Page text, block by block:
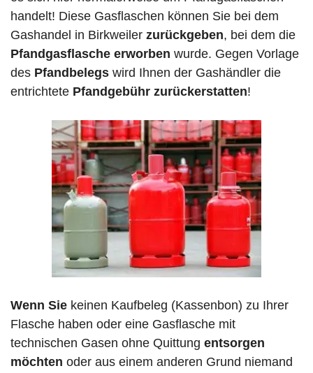
handelt! Diese Gasflaschen können Sie bei dem
Gashandel in Birkweiler zurückgeben, bei dem die
Pfandgasflasche erworben wurde. Gegen Vorlage
des Pfandbelegs wird Ihnen der Gashändler die
entrichtete Pfandgebühr zurückerstatten!
Wenn Sie keinen Kaufbeleg (Kassenbon) zu Ihrer
Flasche haben oder eine Gasflasche mit
technischen Gasen ohne Quittung entsorgen
möchten oder aus einem anderen Grund niemand